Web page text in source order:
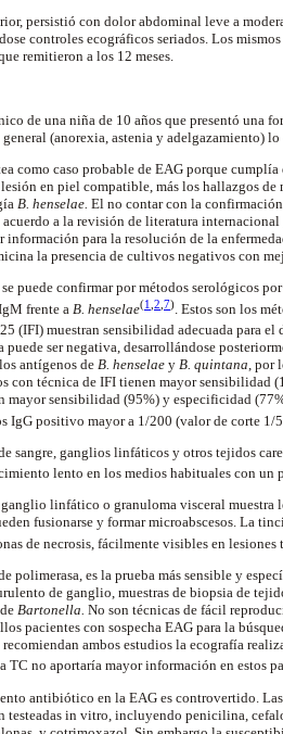
persistió con dolor abdominal leve a
controles ecográficos seriados. Los
remitieron a los 12 meses.
de una niña de 10 años que presentó una
(anorexia, astenia y adelgazamiento)
como caso probable de EAG porque cumplía
en piel compatible, más los hallazgos de
B. henselae. El no contar con la
a la revisión de literatura
información para la resolución de la
la presencia de cultivos negativos con
puede confirmar por métodos serológicos
frente a B. henselae(1 2 7) . Estos son los
(IFI) muestran sensibilidad adecuada para el
puede ser negativa, desarrollándose
antígenos de B. henselae y B. quintana, por
con técnica de IFI tienen mayor sensibilidad
mayor sensibilidad (95%) y especificidad
IgG positivo mayor a 1/200 (valor de corte 1/
sangre, ganglios linfáticos y otros tejidos
lento en los medios habituales con un
ganglio linfático o granuloma visceral muestra
fusionarse y formarmicroabscesos. La
de necrosis, fácilmente visibles en lesiones
polimerasa, es la prueba más sensible y
de ganglio, muestras de biopsia de
Bartonella No son técnicas de fácil
pacientes con sospecha EAG para la
ambos estudios la ecografía
TC no aportaría mayor información en estos
antibiótico en la EAG es controvertido.
testeadas in vitro, incluyendo penicilina,